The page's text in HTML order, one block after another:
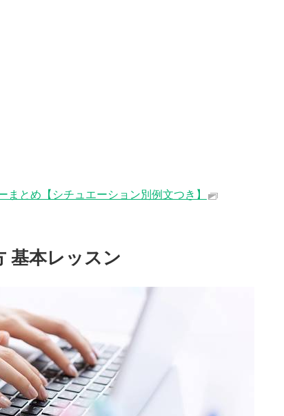
とめ【シチュエーション別例文つき】
基本レッスン